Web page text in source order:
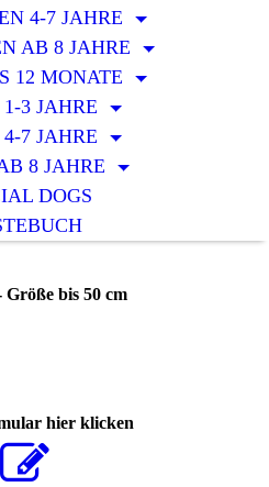
4-7 JAHRE
AB 8 JAHRE
12 MONATE
3 JAHRE
7 JAHRE
8 JAHRE
DOGS
bis 50 cm
hier klicken